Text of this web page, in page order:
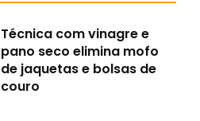
Técnica com vinagre e
pano seco elimina mofo
de jaquetas e bolsas de
couro